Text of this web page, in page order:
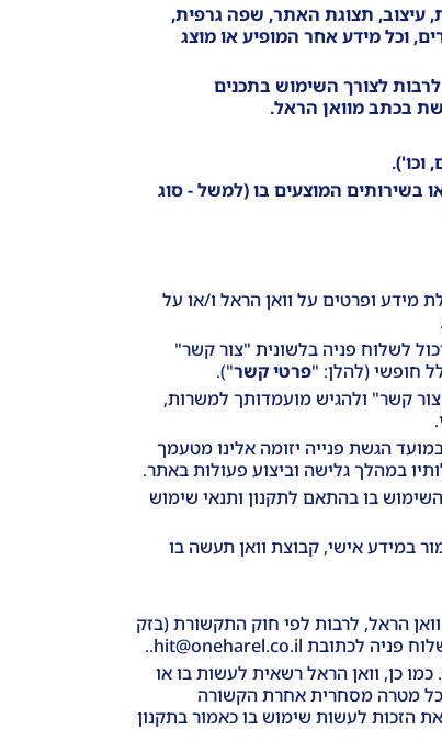
עיצוב, תצוגת האתר, שפה גרפית,
וכל מידע אחר המופיע או מוצג
לצורך השימוש בתכנים
בכתב מוואן הראל.
וכו').
בשירותים המוצעים בו (למשל - סוג
מידע ופרטים על וואן הראל ו/או על
לשלוח פניה בלשונית "צור קשר"
חופשי (להלן: "פרטי קשר").
קשר" ולהגיש מועמדותך למשרות,
הגשת פנייה יזומה אלינו מטעמך
במהלך גלישה וביצוע פעולות באתר.
בו בהתאם לתקנון ותנאי שימוש
במידע אישי, קבוצת וואן תעשה בו
הראל, לרבות לפי חוק התקשורת (בזק
כן, וואן הראל רשאית לעשות בו או
כל מטרה מסחרית אחרת הקשורה
הזכות לעשות שימוש בו כאמור בתקנון